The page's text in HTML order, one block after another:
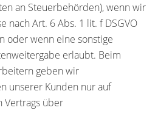
an Steuerbehörden), wenn wir
nach Art. 6 Abs. 1 lit. f DSGVO
oder wenn eine sonstige
erlaubt. Beim
geben wir
unserer Kunden nur auf
Vertrags über